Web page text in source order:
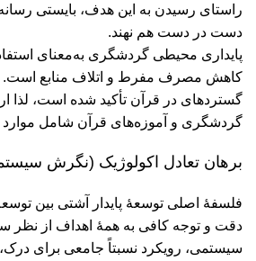
راستای رسیدن به این هدف، بایستی
دست در دست هم نهند.
پایداری محیطی گردشگری به‌معنای استفادۀ
کاهش مصرف مفرط و اتلاف منابع است.
گستردهای در قرآن تأکید شده است، لذا
گردشگری و آموزه‏‌های قرآن شامل
برهان تعادل اکولوژیک (نگرش
فلسفۀ اصلی توسعۀ پایدار آشتی بین
دقت و توجه کافی به همۀ اهداف از
سیستمی، رویکرد نسبتاً جامعی برای درک،